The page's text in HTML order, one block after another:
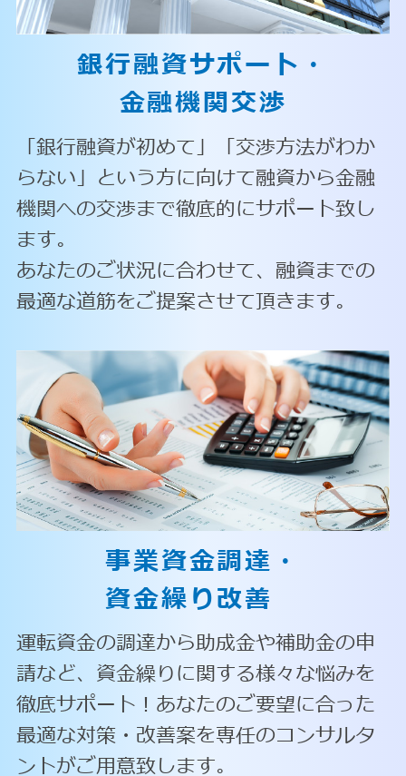
銀行融資サポート・
金融機関交渉
「銀行融資が初めて」「交渉方法がわか
らない」という方に向けて融資から金融
機関への交渉まで徹底的にサポート致し
ます。
あなたのご状況に合わせて、融資までの
最適な道筋をご提案させて頂きます。
事業資金調達・
資金繰り改善
運転資金の調達から助成金や補助金の申
請など、資金繰りに関する様々な悩みを
徹底サポート！あなたのご要望に合った
最適な対策・改善案を専任のコンサルタ
ントがご用意致します。